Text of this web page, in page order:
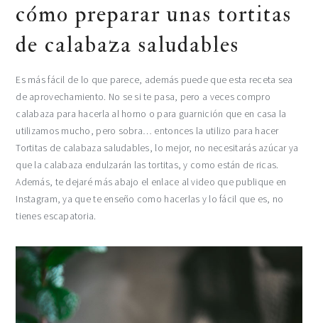
cómo preparar unas tortitas
de calabaza saludables
Es más fácil de lo que parece, además puede que esta receta sea
de aprovechamiento. No se si te pasa, pero a veces compro
calabaza para hacerla al horno o para guarnición que en casa la
utilizamos mucho, pero sobra… entonces la utilizo para hacer
Tortitas de calabaza saludables, lo mejor, no necesitarás azúcar ya
que la calabaza endulzarán las tortitas, y como están de ricas.
Además, te dejaré más abajo el enlace al video que publique en
Instagram, ya que te enseño como hacerlas y lo fácil que es, no
tienes escapatoria.